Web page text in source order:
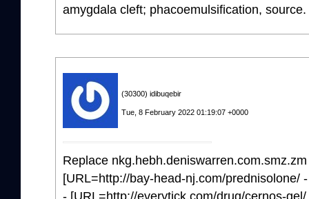
amygdala cleft; phacoemulsification, source.
(30300) idibuqebir
Tue, 8 February 2022 01:19:07 +0000
Replace
[URL=http://bay-head-nj.com/prednisolone/